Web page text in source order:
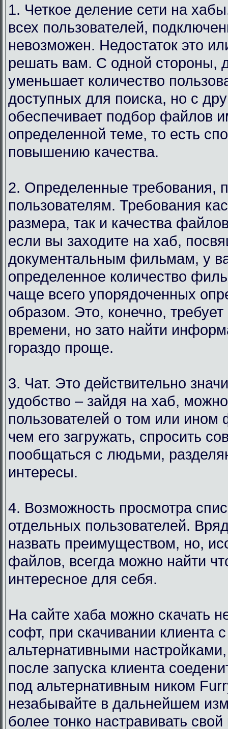
1. Четкое деление сети на
всех пользователей,
невозможен. Недостаток это
решать вам. С одной стороны,
уменьшает количество
доступных для поиска, но с
обеспечивает подбор файлов
определенной теме, то есть
повышению качества.
2. Определенные требования,
пользователям. Требования
размера, так и качества
если вы заходите на хаб,
документальным фильмам, у
определенное количество
чаще всего упорядоченных
образом. Это, конечно, требует
времени, но зато найти
гораздо проще.
3. Чат. Это действительно
удобство – зайдя на хаб,
пользователей о том или
чем его загружать, спросить
пообщаться с людьми,
интересы.
4. Возможность просмотра
отдельных пользователей.
назвать преимуществом, но,
файлов, всегда можно найти
интересное для себя.
На сайте хаба можно скачать
софт, при скачивании клиента с
альтернативными
после запуска клиента
под альтернативным ником
незабывайте в дальнейшем
более тонко настравивать свой